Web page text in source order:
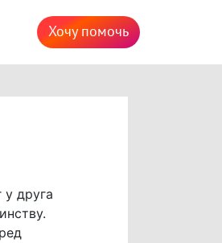
Хочу помочь
друга